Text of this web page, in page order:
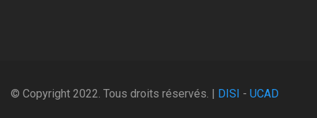
© Copyright 2022. Tous droits réservés. | DISI - UCAD